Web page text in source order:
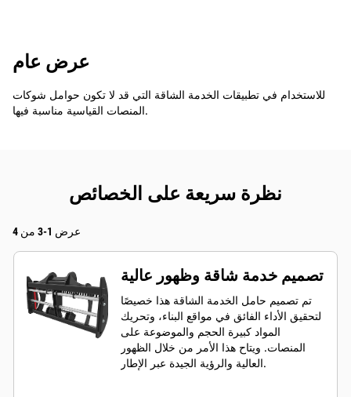
عرض عام
للاستخدام في تطبيقات الخدمة الشاقة التي قد لا تكون حوامل شوكات
المنصات القياسية مناسبة فيها.
نظرة سريعة على الخصائص
عرض 1-3 من 4
تصميم خدمة شاقة وظهور عالية
تم تصميم حامل الخدمة الشاقة هذا خصيصًا
لتحقيق الأداء الفائق في مواقع البناء، وتحريك
المواد كبيرة الحجم والموضوعة على
المنصات. ويتاح هذا الأمر من خلال الظهور
العالية والرؤية الجيدة عبر الإطار.